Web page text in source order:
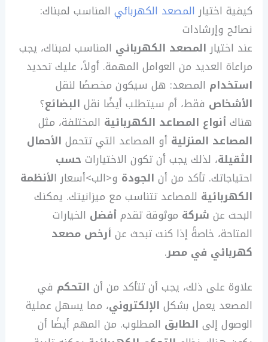
كيفية اختيار المصعد الكهربائي المناسب لمبناك:
نصائح وإرشادات
عند اختيار المصعد الكهربائي المناسب لمبناك، يجب
مراعاة العديد من العوامل المهمة. أولاً، عليك تحديد
استخدام المصعد: هل سيكون مخصصًا لنقل
الأشخاص فقط، أم سيتطلب أيضًا نقل البضائع؟
هناك أنواع المصاعد الكهربائية المختلفة، مثل
المصاعد المنزلية أو المصاعد التي تتحمل الأحمال
الثقيلة، لذلك يجب أن تكون الاختيارات حسب
احتياجاتك. تأكد من أن الجودة و<الب>أسعار الأنظمة
الكهربائية للمصاعد تتناسب مع ميزانيتك. يمكنك
البحث عن شركة موثوقة تقدم أفضل الخيارات
المتاحة، خاصةً إذا كنت تبحث عن أرخص مصعد
كهربائي في مصر.
علاوة على ذلك، يجب أن تتأكد من أن التحكم في
المصعد يعمل بشكل الإلكتروني، مما يسهل عملية
الوصول إلى الطابق المطلوب. من المهم أيضًا أن